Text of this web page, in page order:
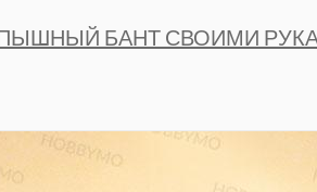
ПЫШНЫЙ БАНТ СВОИМИ